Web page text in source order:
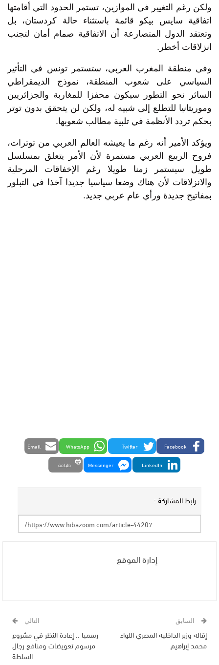
ولكن رغم التغيير في الموازين، تستمر الحدود التي أقامتها
اتفاقية سايس بيكو قائمة باستثناء حالة كردستان، بل
وتعتقد الدول المتصارعة أن الاتفاقية صمام أمان لتجنب
انزلاقات أخطر.
وفي منطقة المغرب العربي، ستستمر تونس في التأثير
السياسي على شعوب المنطقة، نموذج الديمقراطي
السائر نحو التطور سيكون محفزا للمغاربة والجزائريين
وموريتانيا للتطلع إلى شبيه له، ولكن لن يتحقق بدون توتر
بحكم تردد الأنظمة في تلبية مطالب شعوبها.
ويؤكد الأمير أنه رغم ما يعيشه العالم العربي من توترات،
فروح الربيع العربي مستمرة لأن الأمر يتعلق بمسلسل
طويل سيستمر زمنا طويلا رغم الإخفاقات المرحلية
والانزلاقات لأن هناك وضعا سياسيا جديدا آخذا في التبلور
بمفاتيح جديدة ورأي عام عربي جديد.
Facebook
Twitter
WhatsApp
Email
LinkedIn
Messenger طباعة
رابط المشاركة :
إدارة الموقع
السابق
إقالة وزير الداخلية المصري اللواء
محمد إبراهيم
التالي
رسميا .. إعادة النظر في مشروع
مرسوم تعويضات ومنافع رجال
السلطة